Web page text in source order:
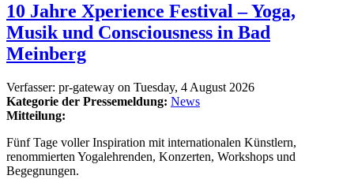
10 Jahre Xperience Festival – Yoga,
Musik und Consciousness in Bad
Meinberg
Verfasser: pr-gateway on Tuesday, 4 August 2026
Kategorie der Pressemeldung: News
Mitteilung:
Fünf Tage voller Inspiration mit internationalen Künstlern,
renommierten Yogalehrenden, Konzerten, Workshops und
Begegnungen.